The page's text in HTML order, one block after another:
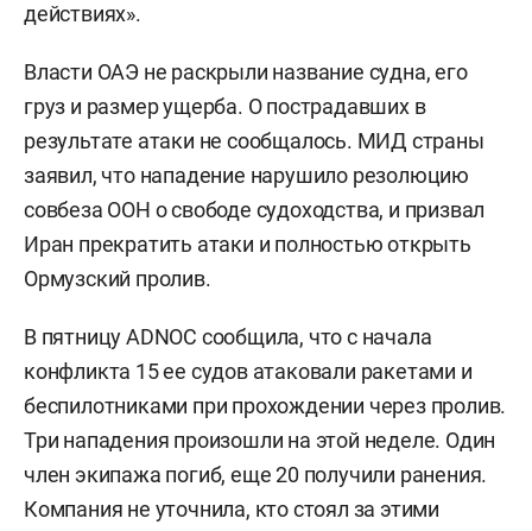
действиях».
Власти ОАЭ не раскрыли название судна, его
груз и размер ущерба. О пострадавших в
результате атаки не сообщалось. МИД страны
заявил, что нападение нарушило резолюцию
совбеза ООН о свободе судоходства, и призвал
Иран прекратить атаки и полностью открыть
Ормузский пролив.
В пятницу ADNOC сообщила, что с начала
конфликта 15 ее судов атаковали ракетами и
беспилотниками при прохождении через пролив.
Три нападения произошли на этой неделе. Один
член экипажа погиб, еще 20 получили ранения.
Компания не уточнила, кто стоял за этими